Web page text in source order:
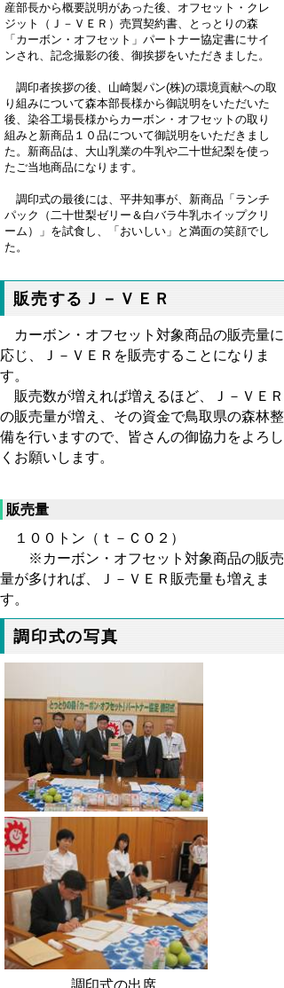
産部長から概要説明があった後、オフセット・クレ
ジット（Ｊ－ＶＥＲ）売買契約書、とっとりの森
「カーボン・オフセット」パートナー協定書にサイ
ンされ、記念撮影の後、御挨拶をいただきました。
調印者挨拶の後、山崎製パン(株)の環境貢献への取
り組みについて森本部長様から御説明をいただいた
後、染谷工場長様からカーボン・オフセットの取り
組みと新商品１０品について御説明をいただきまし
た。新商品は、大山乳業の牛乳や二十世紀梨を使っ
たご当地商品になります。
調印式の最後には、平井知事が、新商品「ランチ
パック（二十世梨ゼリー＆白バラ牛乳ホイップクリ
ーム）」を試食し、「おいしい」と満面の笑顔でし
た。
販売するＪ－ＶＥＲ
カーボン・オフセット対象商品の販売量に
応じ、Ｊ－ＶＥＲを販売することになりま
す。
販売数が増えれば増えるほど、Ｊ－ＶＥＲ
の販売量が増え、その資金で鳥取県の森林整
備を行いますので、皆さんの御協力をよろし
くお願いします。
販売量
１００トン（ｔ－ＣＯ２）
※カーボン・オフセット対象商品の販売
量が多ければ、Ｊ－ＶＥＲ販売量も増えま
す。
調印式の写真